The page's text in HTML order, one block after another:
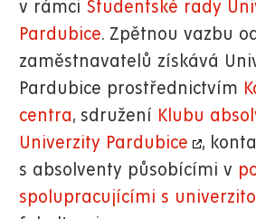
v rámci Studentské rady
Pardubice. Zpětnou vazbu
zaměstnavatelů získává
Pardubice prostřednictvím
centra, sdružení Klubu
Univerzity Pardubice
,
s absolventy působícími v
spolupracujícími s